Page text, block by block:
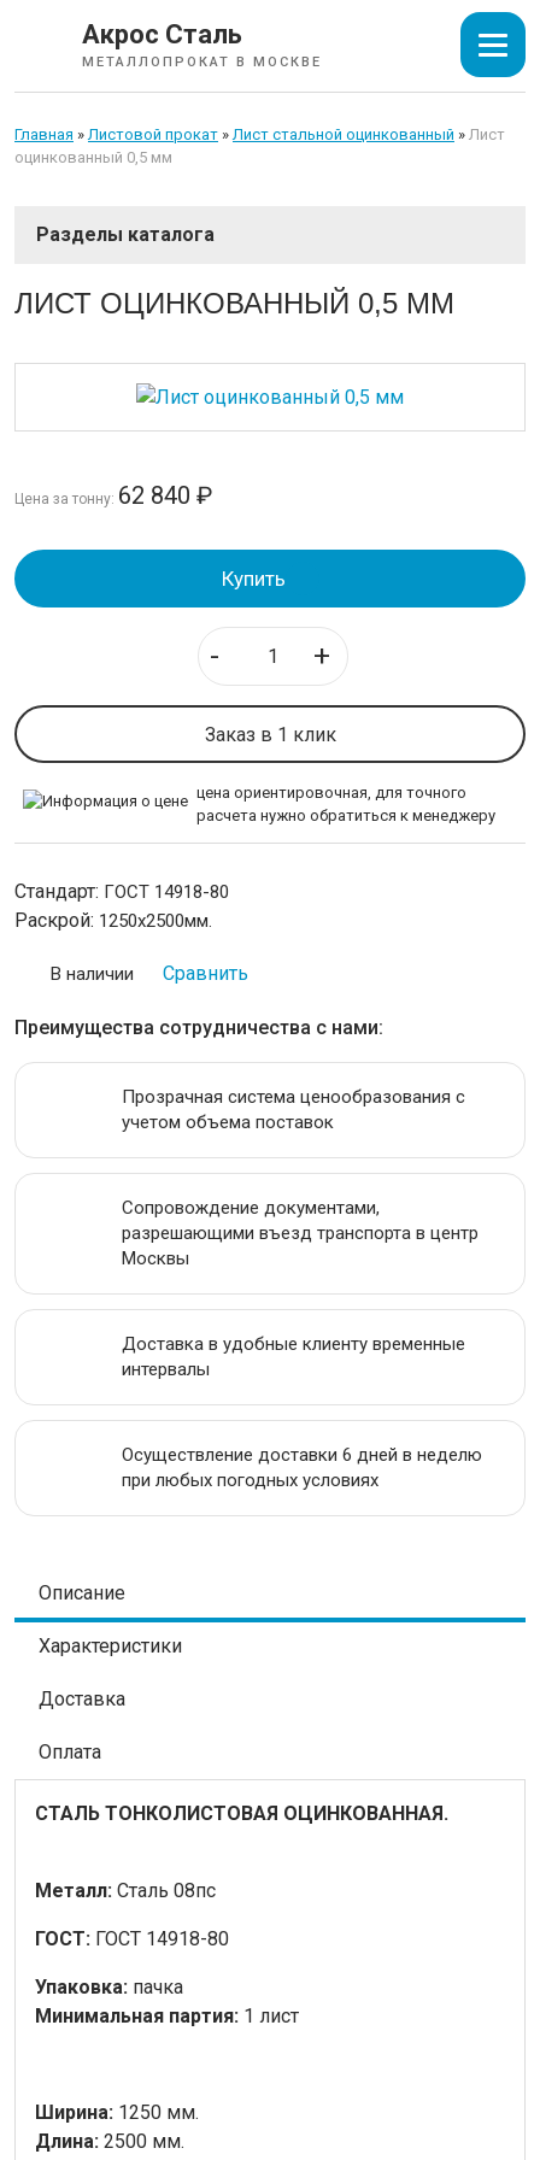
Акрос Сталь
МЕТАЛЛОПРОКАТ В МОСКВЕ
Главная »Листовой прокат »Лист стальной оцинкованный » Лист
оцинкованный 0,5 мм
СОРТОВОЙ ПРОКАТ
Лист стальной оцинкованный
Лист холоднокатаный
Профнастил оцинкованный
Профнастил окрашенный
Лист просечно вытяжной ПВЛ
Лист стальной рифленый
НЕРЖАВЕЙКА
КАЛИБРОВАННАЯ СТАЛЬ
СЕТКА
ИНСТРУМЕНТАЛЬНАЯ СТАЛЬ
АКЦИИ
ЛИСТ ОЦИНКОВАННЫЙ 0,5 ММ
Цена за тонну: 62 840 ₽
Купить
- +
Заказ в 1 клик
цена ориентировочная, для точного
расчета нужно обратиться к менеджеру
Стандарт: ГОСТ 14918-80
Раскрой: 1250х2500мм.
В наличии Сравнить
Преимущества сотрудничества с нами:
Прозрачная система ценообразования с
учетом объема поставок
Сопровождение документами,
разрешающими въезд транспорта в центр
Москвы
Доставка в удобные клиенту временные
интервалы
Осуществление доставки 6 дней в неделю
при любых погодных условиях
Описание
Характеристики
Доставка
Оплата
СТАЛЬ ТОНКОЛИСТОВАЯ ОЦИНКОВАННАЯ.
Металл: Сталь 08пс
ГОСТ: ГОСТ 14918-80
Упаковка: пачка
Минимальная партия: 1 лист
Ширина: 1250 мм.
Длина: 2500 мм.